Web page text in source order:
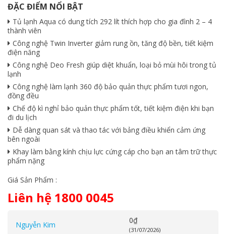
ĐẶC ĐIỂM NỔI BẬT
Tủ lạnh Aqua có dung tích 292 lít thích hợp cho gia đình 2 – 4
thành viên
Công nghệ Twin Inverter giảm rung ồn, tăng độ bền, tiết kiệm
điện năng
Công nghệ Deo Fresh giúp diệt khuẩn, loại bỏ mùi hôi trong tủ
lạnh
Công nghệ làm lạnh 360 độ bảo quản thực phẩm tươi ngon,
đồng đều
Chế độ kì nghỉ bảo quản thực phẩm tốt, tiết kiệm điện khi bạn
đi du lịch
Dễ dàng quan sát và thao tác với bảng điều khiển cảm ứng
bên ngoài
Khay làm bằng kính chịu lực cứng cáp cho bạn an tâm trữ thực
phẩm nặng
Giá Sản Phẩm :
Liên hệ 1800 0045
Nguyễn Kim 0₫
(31/07/2026)